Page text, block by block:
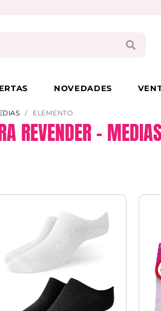
NOVEDADES
ELEMENTO
REVENDER –